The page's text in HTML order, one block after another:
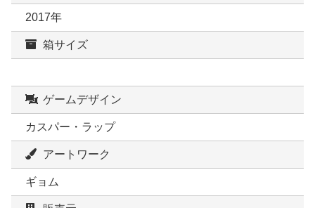
2017年
箱サイズ
ゲームデザイン
カスパー・ラップ
アートワーク
ギョム